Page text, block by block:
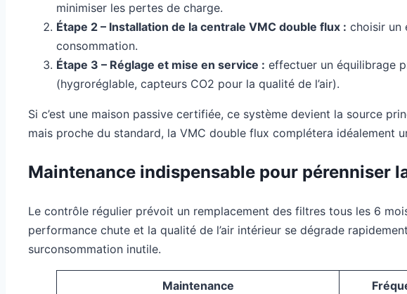
minimiser les pertes de charge.
Étape 2 – Installation de la centrale VMC double flux : choisir un
consommation.
Étape 3 – Réglage et mise en service : effectuer un équilibrage
(hygroréglable, capteurs CO2 pour la qualité de l’air).
Si c’est une maison passive certifiée, ce système devient la source
mais proche du standard, la VMC double flux complétera idéalement
Maintenance indispensable pour pérenniser
Le contrôle régulier prévoit un remplacement des filtres tous les 6
performance chute et la qualité de l’air intérieur se dégrade
surconsommation inutile.
Maintenance